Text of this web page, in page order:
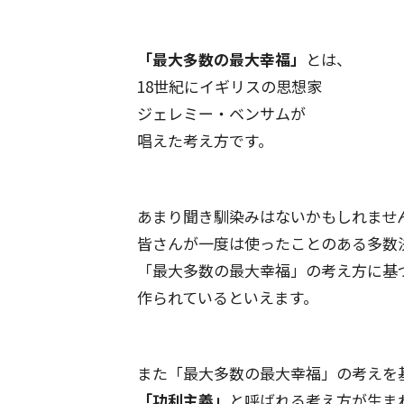
「最大多数の最大幸福」 とは、
18世紀にイギリスの思想家
ジェレミー・ベンサムが
唱えた考え方です。
あまり聞き馴染みはないかもしれませ
皆さんが一度は使ったことのある多数
「最大多数の最大幸福」の考え方に基
作られているといえます。
また「最大多数の最大幸福」の考えを